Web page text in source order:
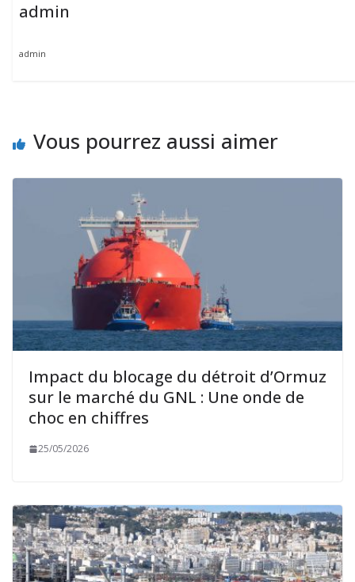
admin
admin
Vous pourrez aussi aimer
Impact du blocage du détroit d’Ormuz
sur le marché du GNL : Une onde de
choc en chiffres
25/05/2026